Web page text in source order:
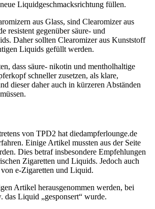
Liquidgeschmacksrichtung füllen.
aus Glass, sind Clearomizer aus
resistent gegenüber säure- und
Daher sollten Clearomizer aus Kunststoff
Liquids gefüllt werden.
dass säure- nikotin und mentholhaltige
schneller zusetzen, als klare,
dieser daher auch in kürzeren Abständen
von TPD2 hat diedampferlounge.de
Einige Artikel mussten aus der Seite
Dies betraf insbesondere Empfehlungen
Zigaretten und Liquids. Jedoch auch
e-Zigaretten und Liquid.
Artikel herausgenommen werden, bei
das Liquid „gesponsert“ wurde.